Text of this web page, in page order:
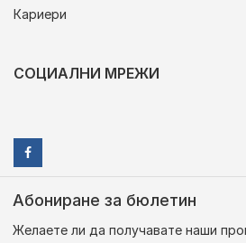
Кариери
СОЦИАЛНИ МРЕЖИ
Абониране за бюлетин
Желаете ли да получавате наши